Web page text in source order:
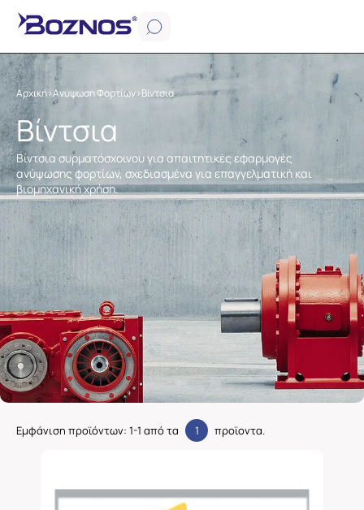
Βίντσια
Βίντσια συρματόσχοινου για απαιτητικές εφαρμογές
ανύψωσης φορτίων, σχεδιασμένα για επαγγελματική και
βιομηχανική χρήση.
Αρχική>Ανύψωση Φορτίων>Βίντσια
Εμφάνιση προϊόντων: 1-1 από τα 1 προϊοντα.